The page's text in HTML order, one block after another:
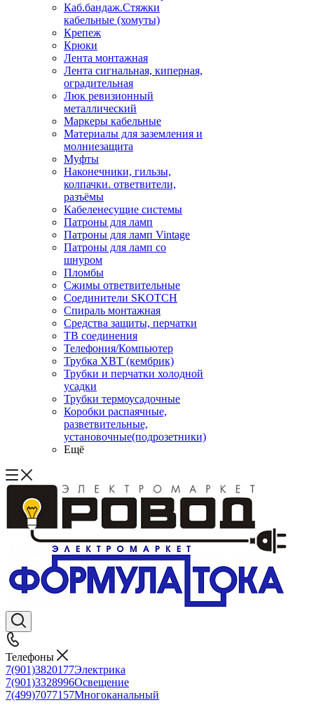
Каб.бандаж.Стяжки
кабельные (хомуты)
Крепеж
Крюки
Лента монтажная
Лента сигнальная, киперная,
оградительная
Люк ревизионный
металлический
Маркеры кабельные
Материалы для заземления и
молниезащита
Муфты
Наконечники, гильзы,
колпачки. ответвители,
разъёмы
Кабеленесущие системы
Патроны для ламп
Патроны для ламп Vintage
Патроны для ламп со
шнуром
Пломбы
Сжимы ответвительные
Соединители SKOTCH
Спираль монтажная
Средства защиты, перчатки
ТВ соединения
Телефония/Компьютер
Трубка ХВТ (кембрик)
Трубки и перчатки холодной
усадки
Трубки термоусадочные
Коробки распаячные,
разветвительные,
установочные(подрозетники)
Ещё
Телефоны
7(901)3820177Электрика
7(901)3328996Освещение
7(499)7077157Многоканальный